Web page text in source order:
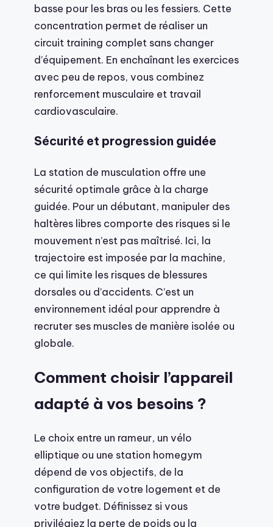
basse pour les bras ou les fessiers. Cette
concentration permet de réaliser un
circuit training complet sans changer
d’équipement. En enchaînant les exercices
avec peu de repos, vous combinez
renforcement musculaire et travail
cardiovasculaire.
Sécurité et progression guidée
La station de musculation offre une
sécurité optimale grâce à la charge
guidée. Pour un débutant, manipuler des
haltères libres comporte des risques si le
mouvement n’est pas maîtrisé. Ici, la
trajectoire est imposée par la machine,
ce qui limite les risques de blessures
dorsales ou d’accidents. C’est un
environnement idéal pour apprendre à
recruter ses muscles de manière isolée ou
globale.
Comment choisir l’appareil
adapté à vos besoins ?
Le choix entre un rameur, un vélo
elliptique ou une station homegym
dépend de vos objectifs, de la
configuration de votre logement et de
votre budget. Définissez si vous
privilégiez la perte de poids ou la